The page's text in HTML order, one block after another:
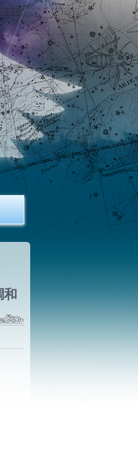
和